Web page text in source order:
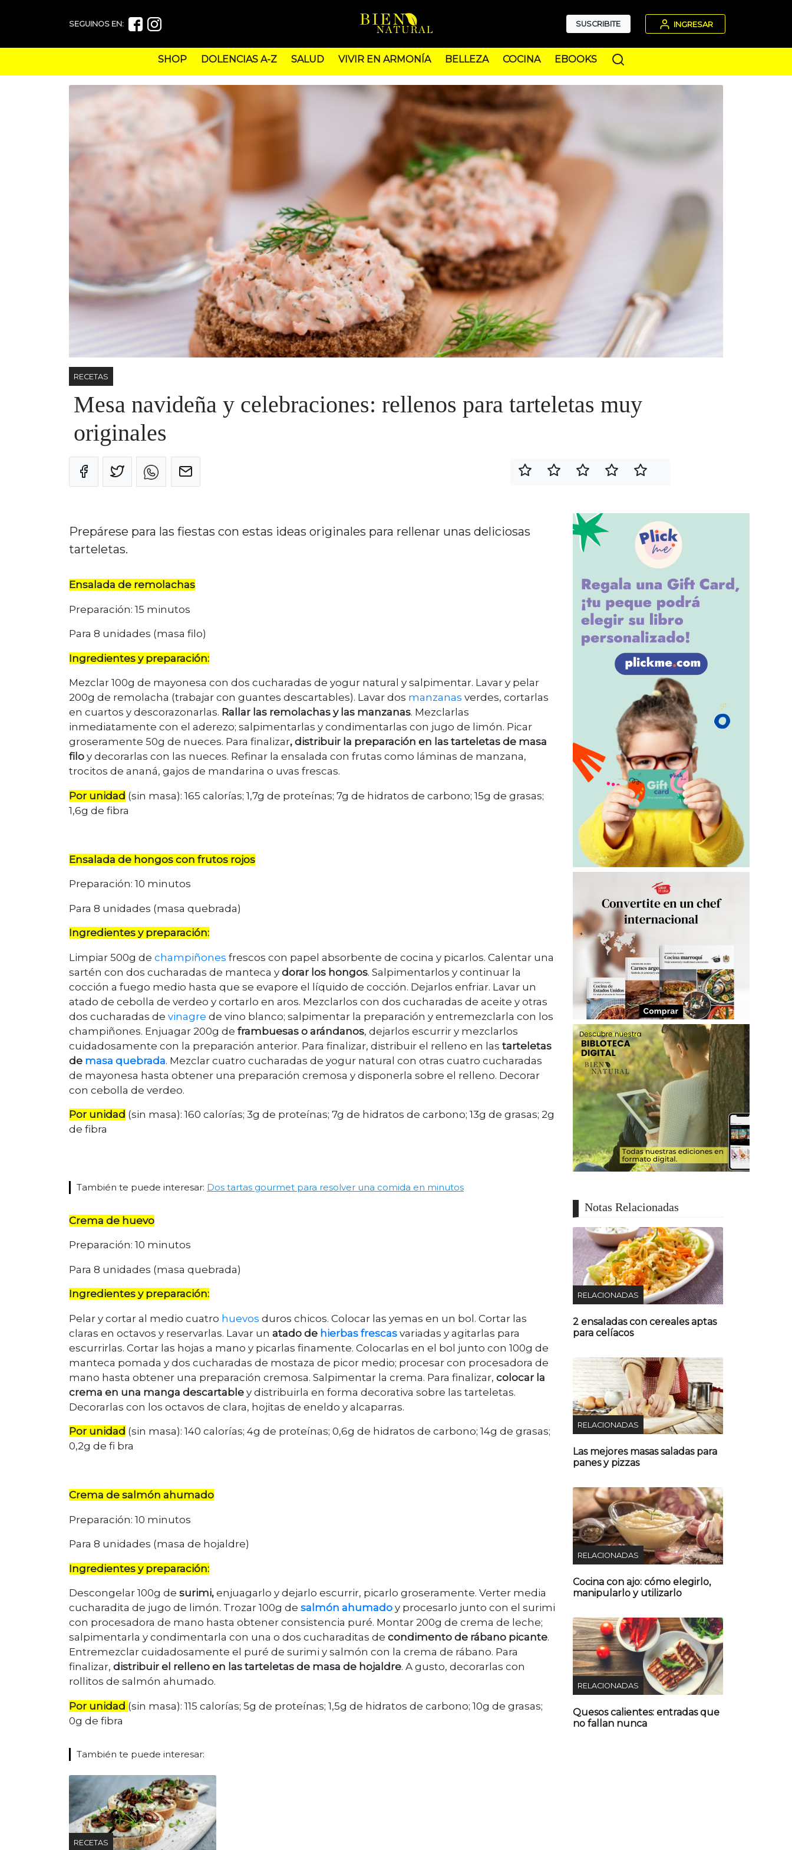
SEGUINOS EN: SUSCRIBITE INGRESAR
SHOP DOLENCIAS A-Z SALUD VIVIR EN ARMONÍA BELLEZA COCINA EBOOKS
RECETAS
Mesa navideña y celebraciones: rellenos para tarteletas muy
originales
Prepárese para las fiestas con estas ideas originales para rellenar unas deliciosas
tarteletas.
Ensalada de remolachas
Preparación: 15 minutos
Para 8 unidades (masa filo)
Ingredientes y preparación:
Mezclar 100g de mayonesa con dos cucharadas de yogur natural y salpimentar. Lavar y pelar
200g de remolacha (trabajar con guantes descartables). Lavar dos manzanas verdes, cortarlas
en cuartos y descorazonarlas. Rallar las remolachas y las manzanas. Mezclarlas
inmediatamente con el aderezo; salpimentarlas y condimentarlas con jugo de limón. Picar
groseramente 50g de nueces. Para finalizar, distribuir la preparación en las tarteletas de masa
filo y decorarlas con las nueces. Refinar la ensalada con frutas como láminas de manzana,
trocitos de ananá, gajos de mandarina o uvas frescas.
Por unidad (sin masa): 165 calorías; 1,7g de proteínas; 7g de hidratos de carbono; 15g de grasas;
1,6g de fibra
Ensalada de hongos con frutos rojos
Preparación: 10 minutos
Para 8 unidades (masa quebrada)
Ingredientes y preparación:
Limpiar 500g de champiñones frescos con papel absorbente de cocina y picarlos. Calentar una
sartén con dos cucharadas de manteca y dorar los hongos. Salpimentarlos y continuar la
cocción a fuego medio hasta que se evapore el líquido de cocción. Dejarlos enfriar. Lavar un
atado de cebolla de verdeo y cortarlo en aros. Mezclarlos con dos cucharadas de aceite y otras
dos cucharadas de vinagre de vino blanco; salpimentar la preparación y entremezclarla con los
champiñones. Enjuagar 200g de frambuesas o arándanos, dejarlos escurrir y mezclarlos
cuidadosamente con la preparación anterior. Para finalizar, distribuir el relleno en las tarteletas
de masa quebrada. Mezclar cuatro cucharadas de yogur natural con otras cuatro cucharadas
de mayonesa hasta obtener una preparación cremosa y disponerla sobre el relleno. Decorar
con cebolla de verdeo.
Por unidad (sin masa): 160 calorías; 3g de proteínas; 7g de hidratos de carbono; 13g de grasas; 2g
de fibra
También te puede interesar: Dos tartas gourmet para resolver una comida en minutos
Crema de huevo
Preparación: 10 minutos
Para 8 unidades (masa quebrada)
Ingredientes y preparación:
Pelar y cortar al medio cuatro huevos duros chicos. Colocar las yemas en un bol. Cortar las
claras en octavos y reservarlas. Lavar un atado de hierbas frescas variadas y agitarlas para
escurrirlas. Cortar las hojas a mano y picarlas finamente. Colocarlas en el bol junto con 100g de
manteca pomada y dos cucharadas de mostaza de picor medio; procesar con procesadora de
mano hasta obtener una preparación cremosa. Salpimentar la crema. Para finalizar, colocar la
crema en una manga descartable y distribuirla en forma decorativa sobre las tarteletas.
Decorarlas con los octavos de clara, hojitas de eneldo y alcaparras.
Por unidad (sin masa): 140 calorías; 4g de proteínas; 0,6g de hidratos de carbono; 14g de grasas;
0,2g de fi bra
Crema de salmón ahumado
Preparación: 10 minutos
Para 8 unidades (masa de hojaldre)
Ingredientes y preparación:
Descongelar 100g de surimi, enjuagarlo y dejarlo escurrir, picarlo groseramente. Verter media
cucharadita de jugo de limón. Trozar 100g de salmón ahumado y procesarlo junto con el surimi
con procesadora de mano hasta obtener consistencia puré. Montar 200g de crema de leche;
salpimentarla y condimentarla con una o dos cucharaditas de condimento de rábano picante.
Entremezclar cuidadosamente el puré de surimi y salmón con la crema de rábano. Para
finalizar, distribuir el relleno en las tarteletas de masa de hojaldre. A gusto, decorarlas con
rollitos de salmón ahumado.
Por unidad (sin masa): 115 calorías; 5g de proteínas; 1,5g de hidratos de carbono; 10g de grasas;
0g de fibra
También te puede interesar:
RECETAS
Notas Relacionadas
RELACIONADAS
2 ensaladas con cereales aptas
para celíacos
RELACIONADAS
Las mejores masas saladas para
panes y pizzas
RELACIONADAS
Cocina con ajo: cómo elegirlo,
manipularlo y utilizarlo
RELACIONADAS
Quesos calientes: entradas que
no fallan nunca